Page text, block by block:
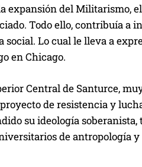
expansión del Militarismo,
Todo ello, contribuía a
Lo cual le lleva a
en Chicago.
Central de Santurce,
de resistencia y
su ideología
de antropología y